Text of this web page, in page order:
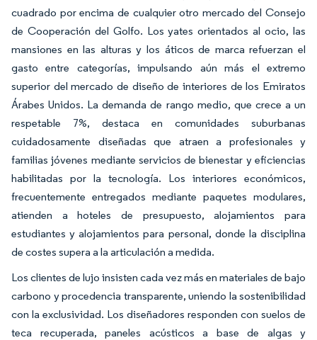
cuadrado por encima de cualquier otro mercado del Consejo
de Cooperación del Golfo. Los yates orientados al ocio, las
mansiones en las alturas y los áticos de marca refuerzan el
gasto entre categorías, impulsando aún más el extremo
superior del mercado de diseño de interiores de los Emiratos
Árabes Unidos. La demanda de rango medio, que crece a un
respetable 7%, destaca en comunidades suburbanas
cuidadosamente diseñadas que atraen a profesionales y
familias jóvenes mediante servicios de bienestar y eficiencias
habilitadas por la tecnología. Los interiores económicos,
frecuentemente entregados mediante paquetes modulares,
atienden a hoteles de presupuesto, alojamientos para
estudiantes y alojamientos para personal, donde la disciplina
de costes supera a la articulación a medida.
Los clientes de lujo insisten cada vez más en materiales de bajo
carbono y procedencia transparente, uniendo la sostenibilidad
con la exclusividad. Los diseñadores responden con suelos de
teca recuperada, paneles acústicos a base de algas y